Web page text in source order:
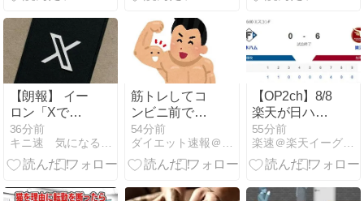
目では見れな
いｗ」←これ
【朗報】 イー
ロン「Xでイ
ンプレゾンビ
が多すぎるか
ら収益分配プ
るわ」
36分前
キニ速 気になる速報
筋トレしてコ
ンビニ前でた
むろするガキ
にビビらん体
を作りたい
54分前
ダイエット速報＠２ちゃんねる
【OP2ch】8/8
楽天が日ハム
に6対0で勝
利、早川隆久
選手が8回無
【なんＪ】
55分前
楽速＠楽天イーグルスまとめ速報